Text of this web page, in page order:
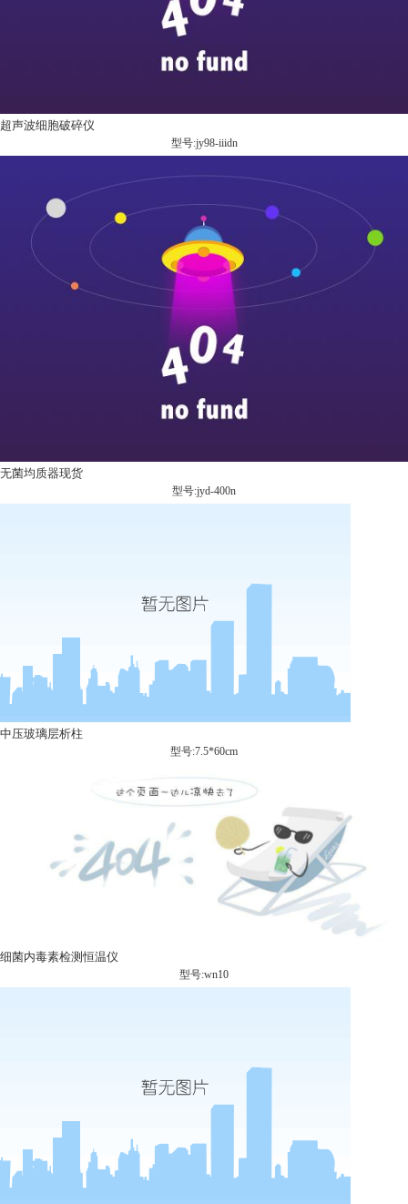
超声波细胞破碎仪
型号:jy98-iiidn
无菌均质器现货
型号:jyd-400n
中压玻璃层析柱
型号:7.5*60cm
细菌内毒素检测恒温仪
型号:wn10